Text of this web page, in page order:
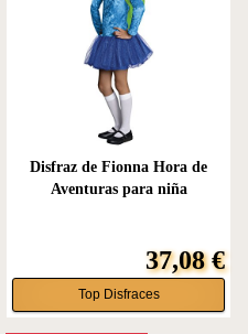
Disfraz de Fionna Hora de
Aventuras para niña
37,08 €
Top Disfraces